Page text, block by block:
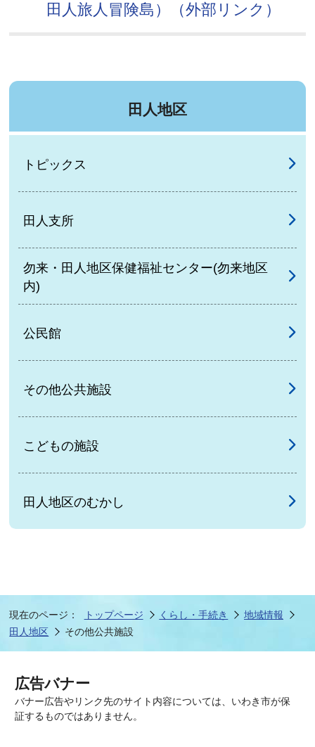
田人旅人冒険島）（外部リンク）
田人地区
トピックス
田人支所
勿来・田人地区保健福祉センター(勿来地区
内)
公民館
その他公共施設
こどもの施設
田人地区のむかし
現在のページ： トップページ くらし・手続き
地域情報
田人地区
その他公共施設
広告バナー
バナー広告やリンク先のサイト内容については、いわき市が保
証するものではありません。